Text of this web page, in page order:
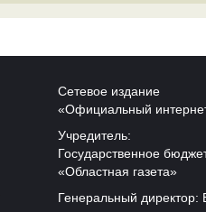
Сетевое издание
«Официальный
Учредитель:
Государственное
«Областная газета»
Генеральный директор: